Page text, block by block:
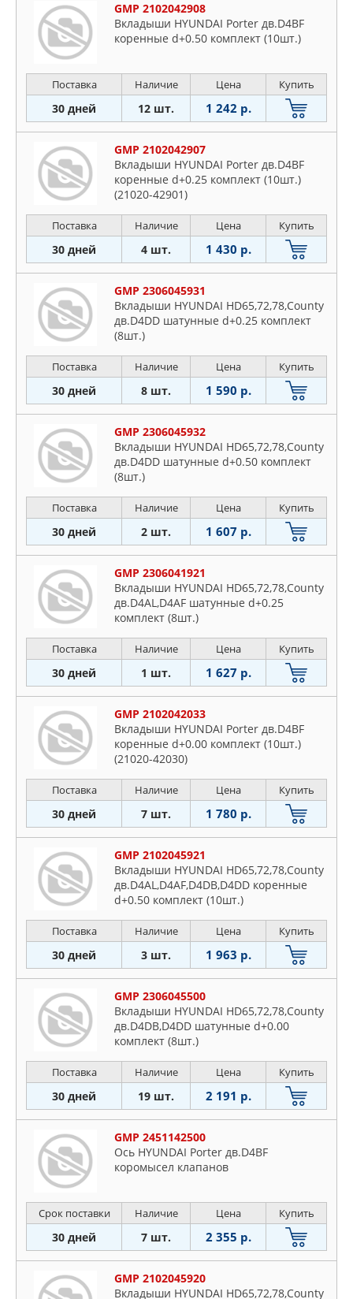
GMP 2102042908
Вкладыши HYUNDAI Porter дв.D4BF
коренные d+0.50 комплект (10шт.)
Поставка Наличие Цена Купить
30 дней 12 шт. 1 242 р.
GMP 2102042907
Вкладыши HYUNDAI Porter дв.D4BF
коренные d+0.25 комплект (10шт.)
(21020-42901)
Поставка Наличие Цена Купить
30 дней 4 шт. 1 430 р.
GMP 2306045931
Вкладыши HYUNDAI HD65,72,78,County
дв.D4DD шатунные d+0.25 комплект
(8шт.)
Поставка Наличие Цена Купить
30 дней 8 шт. 1 590 р.
GMP 2306045932
Вкладыши HYUNDAI HD65,72,78,County
дв.D4DD шатунные d+0.50 комплект
(8шт.)
Поставка Наличие Цена Купить
30 дней 2 шт. 1 607 р.
GMP 2306041921
Вкладыши HYUNDAI HD65,72,78,County
дв.D4AL,D4AF шатунные d+0.25
комплект (8шт.)
Поставка Наличие Цена Купить
30 дней 1 шт. 1 627 р.
GMP 2102042033
Вкладыши HYUNDAI Porter дв.D4BF
коренные d+0.00 комплект (10шт.)
(21020-42030)
Поставка Наличие Цена Купить
30 дней 7 шт. 1 780 р.
GMP 2102045921
Вкладыши HYUNDAI HD65,72,78,County
дв.D4AL,D4AF,D4DB,D4DD коренные
d+0.50 комплект (10шт.)
Поставка Наличие Цена Купить
30 дней 3 шт. 1 963 р.
GMP 2306045500
Вкладыши HYUNDAI HD65,72,78,County
дв.D4DB,D4DD шатунные d+0.00
комплект (8шт.)
Поставка Наличие Цена Купить
30 дней 19 шт. 2 191 р.
GMP 2451142500
Ось HYUNDAI Porter дв.D4BF
коромысел клапанов
Срок поставки Наличие Цена Купить
30 дней 7 шт. 2 355 р.
GMP 2102045920
Вкладыши HYUNDAI HD65,72,78,County